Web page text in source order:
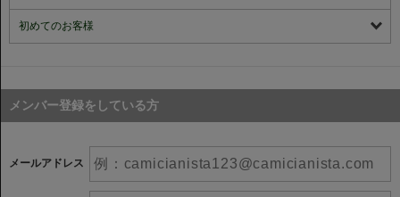
初めてのお客様
メンバー登録をしている方
メールアドレス